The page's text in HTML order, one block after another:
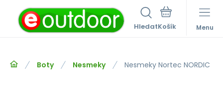
Hledat Menu
Boty Nesmeky Nesmeky Nortec NORDIC